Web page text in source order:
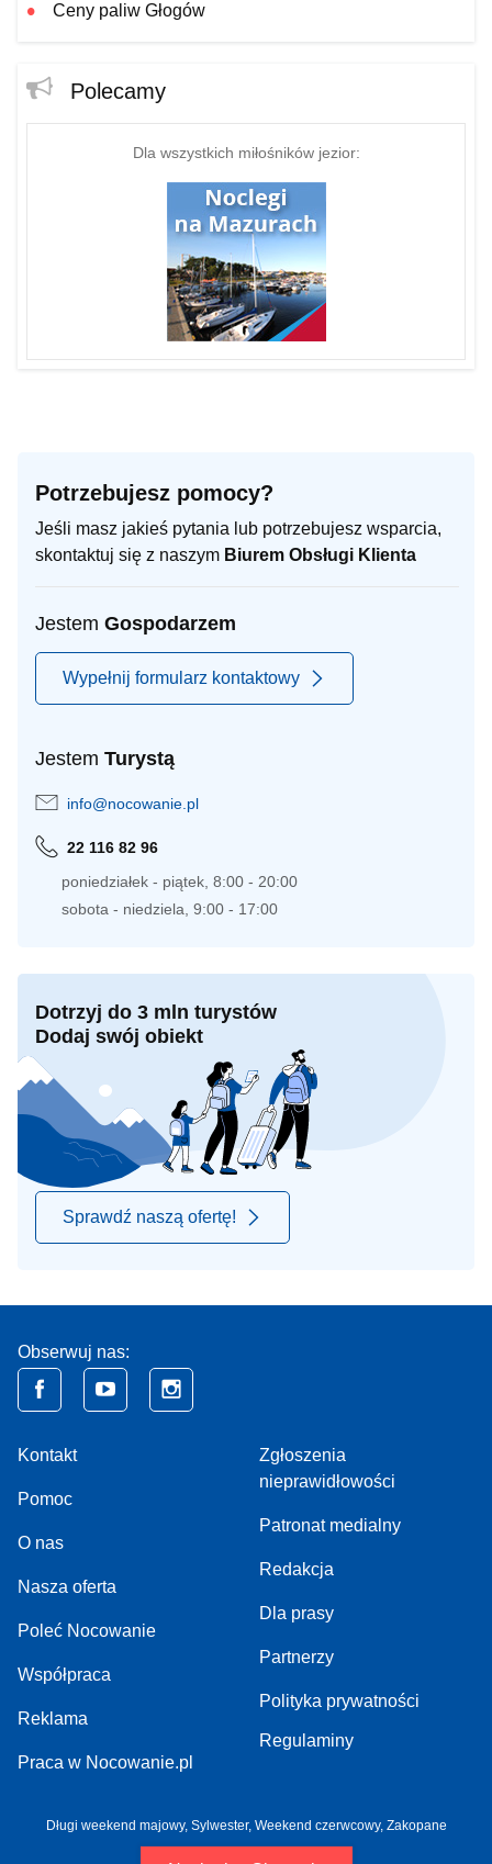
Ceny paliw Głogów
Polecamy
Dla wszystkich miłośników jezior:
Potrzebujesz pomocy?
Jeśli masz jakieś pytania lub potrzebujesz wsparcia,
skontaktuj się z naszym Biurem Obsługi Klienta
Jestem Gospodarzem
Wypełnij formularz kontaktowy
Jestem Turystą
info@nocowanie.pl
22 116 82 96
poniedziałek - piątek, 8:00 - 20:00
sobota - niedziela, 9:00 - 17:00
Dotrzyj do 3 mln turystów
Dodaj swój obiekt
Sprawdź naszą ofertę!
Obserwuj nas:
Kontakt
Pomoc
O nas
Nasza oferta
Poleć Nocowanie
Współpraca
Reklama
Praca w Nocowanie.pl
Zgłoszenia
nieprawidłowości
Patronat medialny
Redakcja
Dla prasy
Partnerzy
Polityka prywatności
Regulaminy
Długi weekend majowy, Sylwester, Weekend czerwcowy, Zakopane